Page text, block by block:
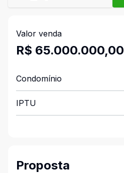
Valor venda
R$ 65.000.000,00
Condomínio
IPTU
Proposta